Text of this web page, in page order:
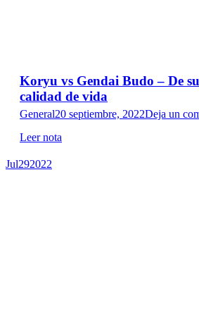
Koryu vs Gendai Budo – De
calidad de vida
General20 septiembre, 2022Deja un
Leer nota
Jul292022